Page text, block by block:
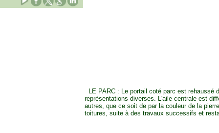
LE PARC : Le portail coté parc est rehaussé
représentations diverses. L'aile centrale est
autres, que ce soit de par la couleur de la
toitures, suite à des travaux successifs et